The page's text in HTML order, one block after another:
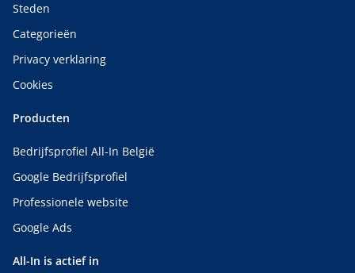
Steden
Categorieën
Privacy verklaring
Cookies
Producten
Bedrijfsprofiel All-In België
Google Bedrijfsprofiel
Professionele website
Google Ads
All-In is actief in